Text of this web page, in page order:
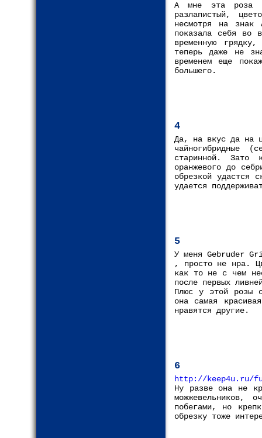
А мне эта роза
разлапистый,
несмотря на знак
показала себя во
временную
теперь даже не
временем еще
большего.
4
Да, на вкус да на
чайногибридные
старинной. Зато
оранжевого до
обрезкой удастся
удается
5
У меня Gebruder
, просто не нра.
как то не с чем
после первых
Плюс у этой розы
она самая
нравятся другие.
6
http://keep4u.ru/
Ну разве она не
можжевельников,
побегами, но
обрезку тоже